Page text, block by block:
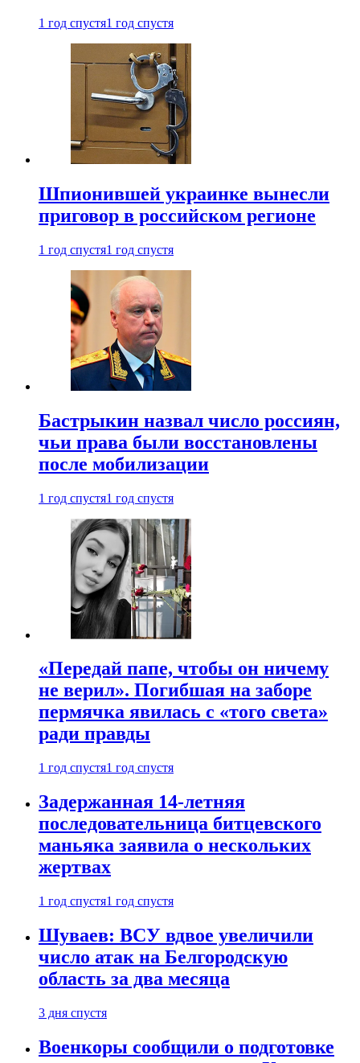
1 год спустя1 год спустя
Шпионившей украинке вынесли
приговор в российском регионе
1 год спустя1 год спустя
Бастрыкин назвал число россиян,
чьи права были восстановлены
после мобилизации
1 год спустя1 год спустя
«Передай папе, чтобы он ничему
не верил». Погибшая на заборе
пермячка явилась с «того света»
ради правды
1 год спустя1 год спустя
Задержанная 14-летняя
последовательница битцевского
маньяка заявила о нескольких
жертвах
1 год спустя1 год спустя
Шуваев: ВСУ вдвое увеличили
число атак на Белгородскую
область за два месяца
3 дня спустя
Военкоры сообщили о подготовке